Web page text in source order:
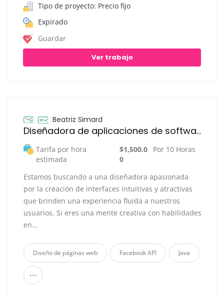
Tipo de proyecto: Precio fijo
Expirado
Guardar
Ver trabajo
Beatriz Simard
Diseñadora de aplicaciones de software
Tarifa por hora
estimada
$1,500.0
0
Por 10 Horas
Estamos buscando a una diseñadora apasionada
por la creación de interfaces intuitivas y atractivas
que brinden una experiencia fluida a nuestros
usuarios. Si eres una mente creativa con habilidades
en…
Diseño de páginas web Facebook API Java
...